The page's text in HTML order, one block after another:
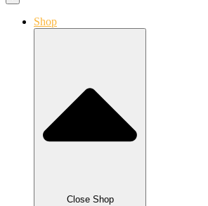
Shop
Close Shop